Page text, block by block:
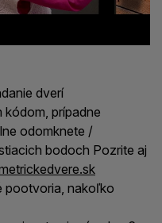
dverí
kódom, prípadne
odomknete /
bodoch Pozrite aj
pootvoria, nakoľko